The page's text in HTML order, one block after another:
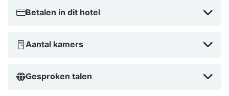
Betalen in dit hotel
Aantal kamers
Gesproken talen